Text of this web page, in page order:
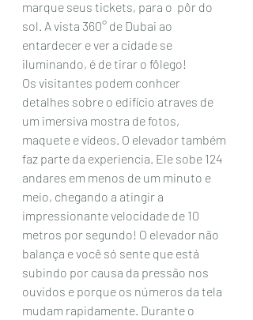
marque seus tickets, para o  pôr do
sol. A vista 360° de Dubai ao
entardecer e ver a cidade se
iluminando, é de tirar o fôlego!
Os visitantes podem conhcer
detalhes sobre o edifício atraves de
um imersiva mostra de fotos,
maquete e vídeos. O elevador também
faz parte da experiencia. Ele sobe 124
andares em menos de um minuto e
meio, chegando a atingir a
impressionante velocidade de 10
metros por segundo! O elevador não
balança e você só sente que está
subindo por causa da pressão nos
ouvidos e porque os números da tela
mudam rapidamente. Durante o